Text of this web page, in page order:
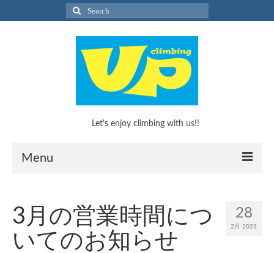
Search
for:
Let's enjoy climbing with us!!
Menu
What’s Climbing?
KEEP CLIMBINGのススメ！
28
2月 2023
3月の営業時間につ
いてのお知らせ